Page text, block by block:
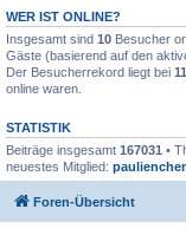
WER IST ONLINE?
Insgesamt sind 10 Besucher
Gäste (basierend auf den
Der Besucherrekord liegt bei
online waren.
STATISTIK
Beiträge insgesamt 167031 •
neuestes Mitglied:
Foren-Übersicht